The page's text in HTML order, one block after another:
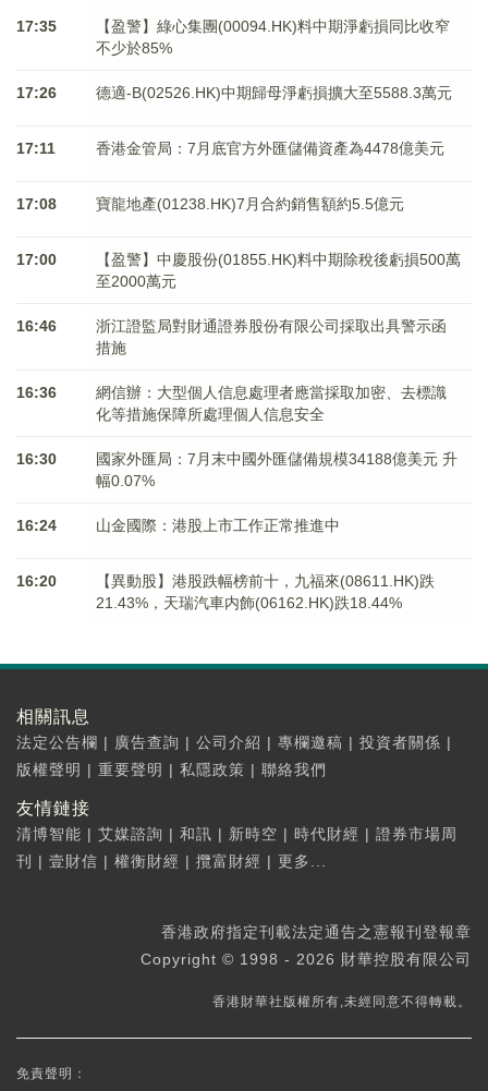
17:35
【盈警】綠心集團(00094.HK)料中期淨虧損同比收窄
不少於85%
17:26 德適-B(02526.HK)中期歸母淨虧損擴大至5588.3萬元
17:11 香港金管局：7月底官方外匯儲備資產為4478億美元
17:08 寶龍地產(01238.HK)7月合約銷售額約5.5億元
17:00
【盈警】中慶股份(01855.HK)料中期除稅後虧損500萬
至2000萬元
16:46
浙江證監局對財通證券股份有限公司採取出具警示函
措施
16:36
網信辦：大型個人信息處理者應當採取加密、去標識
化等措施保障所處理個人信息安全
16:30
國家外匯局：7月末中國外匯儲備規模34188億美元 升
幅0.07%
16:24 山金國際：港股上市工作正常推進中
16:20
【異動股】港股跌幅榜前十，九福來(08611.HK)跌
21.43%，天瑞汽車内飾(06162.HK)跌18.44%
相關訊息
法定公告欄 | 廣告查詢 | 公司介紹 | 專欄邀稿 | 投資者關係 |
版權聲明 | 重要聲明 | 私隱政策 | 聯絡我們
友情鏈接
清博智能 | 艾媒諮詢 | 和訊 | 新時空 | 時代財經 | 證券市場周
刊
| 壹財信 | 權衡財經 | 攬富財經 | 更多...
香港政府指定刊載法定通告之憲報刊登報章
Copyright © 1998 - 2026 財華控股有限公司
香港財華社版權所有,未經同意不得轉載。
免責聲明：